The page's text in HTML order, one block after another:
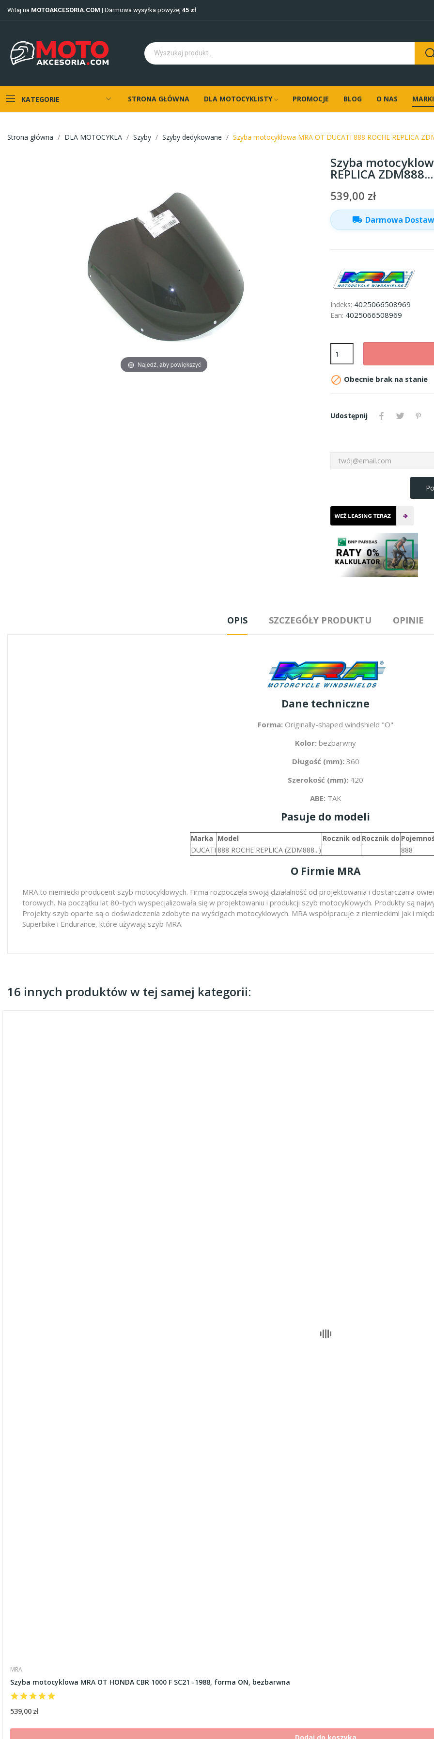
Witaj na MOTOAKCESORIA.COM | Darmowa wysyłka powyżej 45 zł
KATEGORIE STRONA GŁÓWNA DLA MOTOCYKLISTY PROMOCJE BLOG O NAS MARKI
Strona główna DLA MOTOCYKLA Szyby Szyby dedykowane Szyba motocyklowa MRA OT DUCATI 888 ROCHE REPLICA
Najedź, aby powiększyć
Szyba
REPLICA
539,00 zł
local_shipping Darmowa
Indeks: 4025066508969
Ean: 4025066508969
 Obecnie brak na stanie
Udostępnij
OPIS SZCZEGÓŁY PRODUKTU OPINIE
Dane techniczne
Forma: Originally-shaped windshield "O"
Kolor: bezbarwny
Długość (mm): 360
Szerokość (mm): 420
ABE: TAK
Pasuje do modeli
Marka Model Rocznik od Rocznik do
DUCATI 888 ROCHE REPLICA (ZDM888...) 888
O Firmie MRA
MRA to niemiecki producent szyb motocyklowych. Firma rozpoczęła swoją działalność od projektowania i dostarczania
torowych. Na początku lat 80-tych wyspecjalizowała się w projektowaniu i produkcji szyb motocyklowych. Produkty są
Projekty szyb oparte są o doświadczenia zdobyte na wyścigach motocyklowych. MRA współpracuje z niemieckimi jak i
Superbike i Endurance, które używają szyb MRA.
16 innych produktów w tej samej kategorii:
MRA
Szyba motocyklowa MRA OT HONDA CBR 1000 F SC21 -1988, forma ON, bezbarwna
539,00 zł